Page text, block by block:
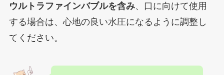
ウルトラファインバブルを含み、口に向けて使用
する場合は、心地の良い水圧になるように調整し
てください。